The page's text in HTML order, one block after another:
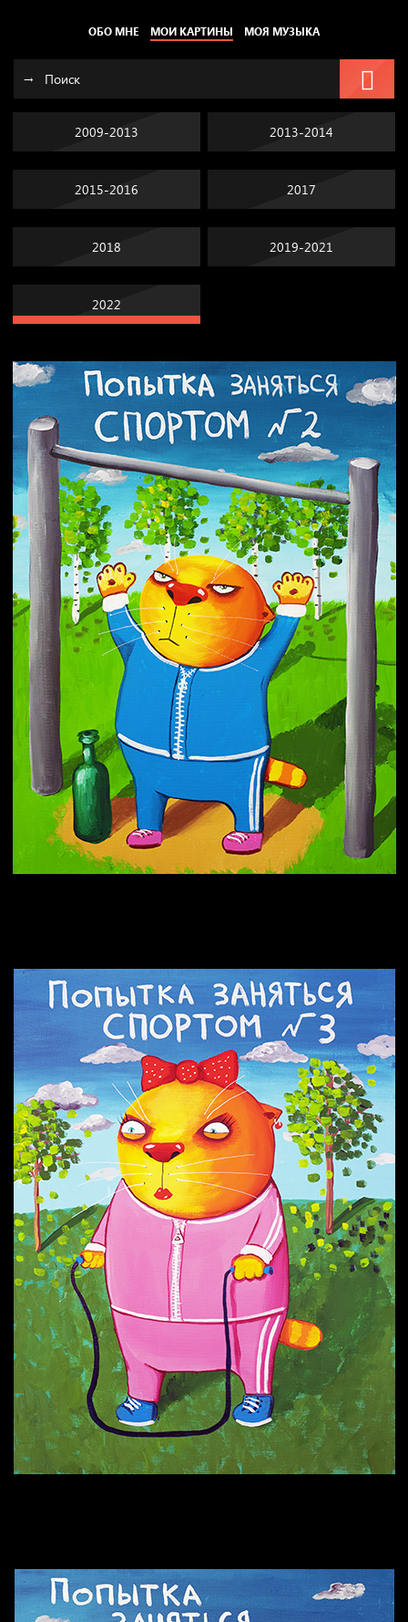
ОБО МНЕ МОИ КАРТИНЫ МОЯ МУЗЫКА
2009-2013 2013-2014
2015-2016 2017
2018 2019-2021
2022
Попытка заняться спортом №2
Попытка заняться спортом №10
Попытка заняться спортом №7
Попытка заняться спортом №9
Попытка заняться спортом №6